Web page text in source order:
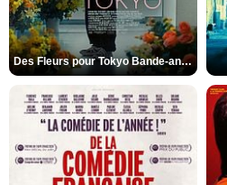
Des Fleurs pour Tokyo Bande-annonce VO STFR